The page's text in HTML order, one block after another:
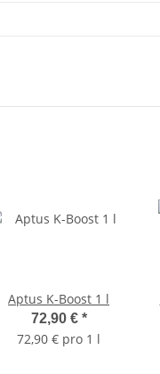
Aptus K-Boost 1 l
72,90 € *
72,90 € pro 1 l